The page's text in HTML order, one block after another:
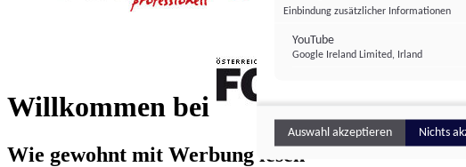
Willkommen bei
FONDS professionell
Wie gewohnt mit Werbung lesen
Einbindung zusätzlicher Informationen
YouTube
Google Ireland Limited, Irland
Auswahl akzeptieren Nichts